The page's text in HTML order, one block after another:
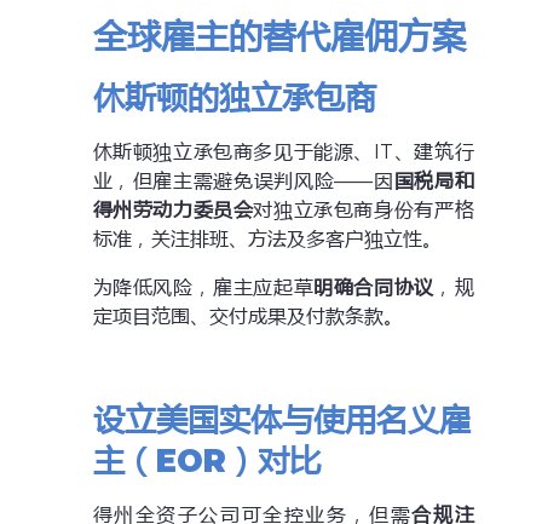
全球雇主的替代雇佣方案
休斯顿的独立承包商
休斯顿独立承包商多见于能源、IT、建筑行
业，但雇主需避免误判风险——因国税局和
得州劳动力委员会对独立承包商身份有严格
标准，关注排班、方法及多客户独立性。
为降低风险，雇主应起草明确合同协议 ，规
定项目范围、交付成果及付款条款。
设立美国实体与使用名义雇
主（EOR）对比
得州全资子公司可全控业务，但需合规注